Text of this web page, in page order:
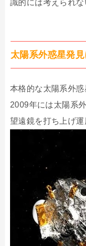
識的には考えられな
太陽系外惑星発
本格的な太陽系外惑
2009年には太陽系
望遠鏡を打ち上げ運